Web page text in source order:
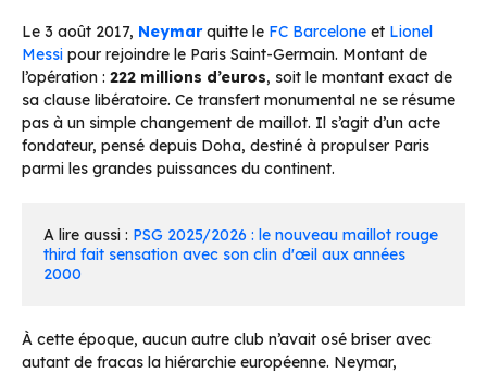
Le 3 août 2017, Neymar quitte le FC Barcelone et Lionel
Messi pour rejoindre le Paris Saint-Germain. Montant de
l’opération : 222 millions d’euros, soit le montant exact de
sa clause libératoire. Ce transfert monumental ne se résume
pas à un simple changement de maillot. Il s’agit d’un acte
fondateur, pensé depuis Doha, destiné à propulser Paris
parmi les grandes puissances du continent.
A lire aussi : PSG 2025/2026 : le nouveau maillot rouge
third fait sensation avec son clin d'œil aux années
2000
À cette époque, aucun autre club n’avait osé briser avec
autant de fracas la hiérarchie européenne. Neymar,